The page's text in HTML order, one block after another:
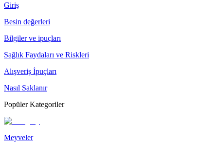
Giriş
Besin değerleri
Bilgiler ve ipuçları
Sağlık Faydaları ve Riskleri
Alışveriş İpuçları
Nasıl Saklanır
Popüler Kategoriler
Meyveler